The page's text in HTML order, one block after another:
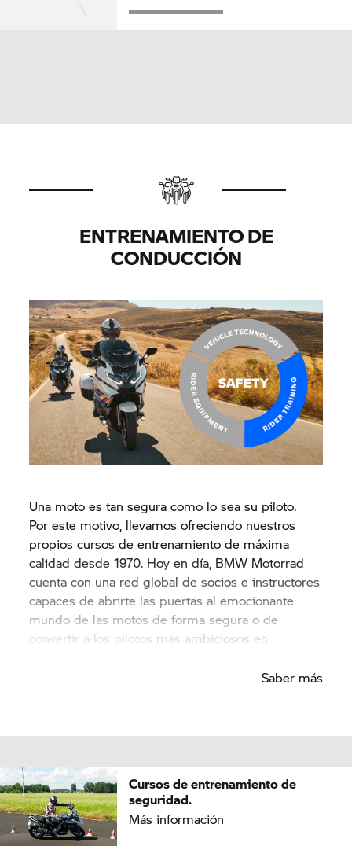
ENTRENAMIENTO DE
CONDUCCIÓN
Una moto es tan segura como lo sea su piloto.
Por este motivo, llevamos ofreciendo nuestros
propios cursos de entrenamiento de máxima
calidad desde 1970. Hoy en día, BMW Motorrad
cuenta con una red global de socios e instructores
capaces de abrirte las puertas al emocionante
mundo de las motos de forma segura o de
convertir a los pilotos más ambiciosos en
Saber más
Cursos de entrenamiento de
seguridad.
Más información